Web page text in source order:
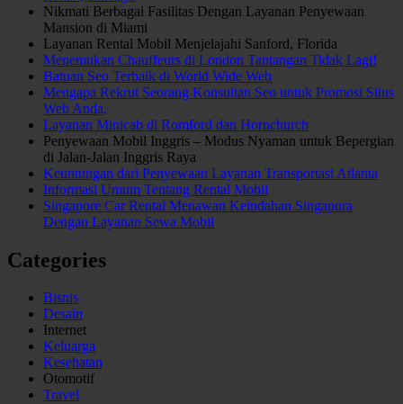
Nikmati Berbagai Fasilitas Dengan Layanan Penyewaan
Mansion di Miami
Layanan Rental Mobil Menjelajahi Sanford, Florida
Menemukan Chauffeurs di London Tantangan Tidak Lagi!
Batuan Seo Terbaik di World Wide Web
Mengapa Rekrut Seorang Konsultan Seo untuk Promosi Situs
Web Anda,
Layanan Minicab di Romford dan Hornchurch
Penyewaan Mobil Inggris – Modus Nyaman untuk Bepergian
di Jalan-Jalan Inggris Raya
Keuntungan dari Penyewaan Layanan Transportasi Atlanta
Informasi Umum Tentang Rental Mobil
Singapore Car Rental Menawan Keindahan Singapura
Dengan Layanan Sewa Mobil
Categories
Bisnis
Desain
Internet
Keluarga
Kesehatan
Otomotif
Travel